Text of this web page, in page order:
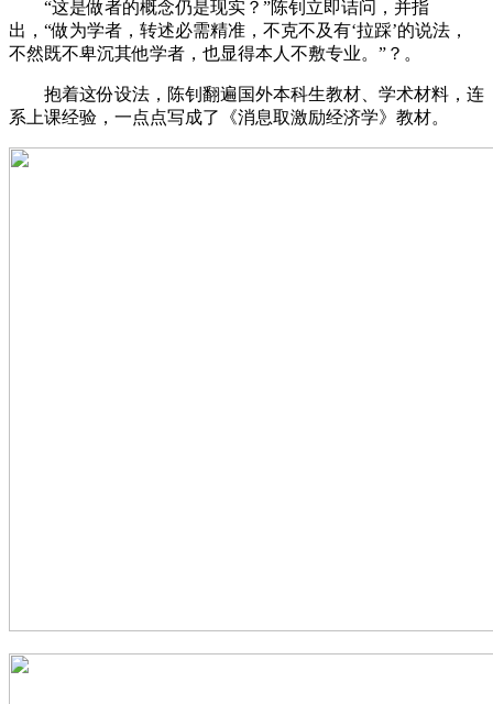
“这是做者的概念仍是现实？”陈钊立即诘问，并指
出，“做为学者，转述必需精准，不克不及有‘拉踩’的说法，
不然既不卑沉其他学者，也显得本人不敷专业。”？。
抱着这份设法，陈钊翻遍国外本科生教材、学术材料，连
系上课经验，一点点写成了《消息取激励经济学》教材。